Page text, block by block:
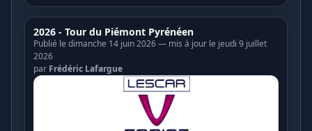
2026 - Tour du Piémont Pyrénéen
Publié le dimanche 14 juin 2026 — mis à jour le jeudi 9 juillet
2026
par Frédéric Lafargue